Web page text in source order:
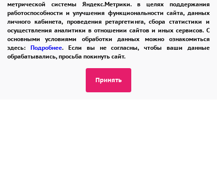
метрической системы Яндекс.Метрики. в целях поддержания
работоспособности и улучшения функциональности сайта, данных
личного кабинета, проведения ретаргетинга, сбора статистики и
осуществления аналитики в отношении сайтов и иных сервисов. С
основными условиями обработки данных можно ознакомиться
здесь: Подробнее. Если вы не согласны, чтобы ваши данные
обрабатывались, просьба покинуть сайт.
Принять
admin@buket24delivery.ru
ул. Народная д. 8,
возле ТЦ «АТОС»
ПОЛИТИКА КОНФИДЕНЦИАЛЬНОСТИ